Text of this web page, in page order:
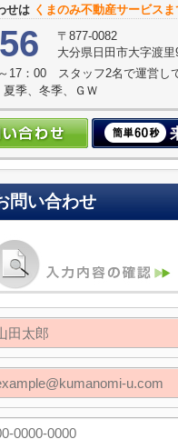
せは くまのみ不動産サービスま
〒877-0082
大分県日田市大字渡里
17：00 スタッフ2名で運営し
季、冬季、ＧＷ
問い合わせ